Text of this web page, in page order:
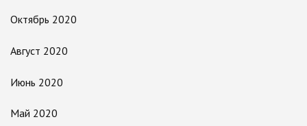
Октябрь 2020
Август 2020
Июнь 2020
Май 2020